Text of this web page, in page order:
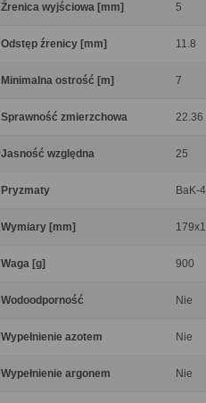
Źrenica wyjściowa [mm] 5
Odstęp źrenicy [mm] 11.8
Minimalna ostrość [m] 7
Sprawność zmierzchowa 22.36
Jasność względna 25
Pryzmaty BaK-
Wymiary [mm]
Waga [g] 900
Wodoodporność Nie
Wypełnienie azotem Nie
Wypełnienie argonem Nie